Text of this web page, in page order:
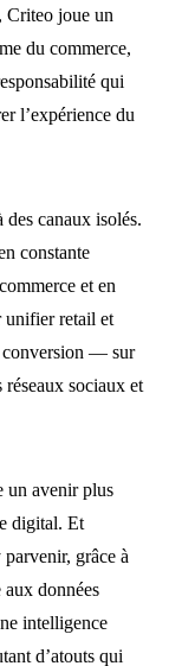
Criteo joue un
du commerce,
qui
l’expérience du
des canaux isolés.
constante
et en
unifier retail et
conversion — sur
réseaux sociaux et
un avenir plus
digital. Et
grâce à
données
intelligence
d’atouts qui